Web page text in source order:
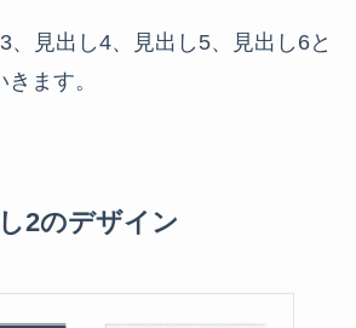
、見出し4、見出し5、見出し6と
ます。
2のデザイン